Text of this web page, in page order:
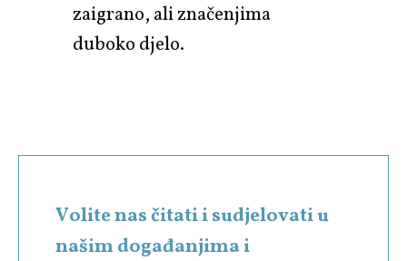
zaigrano, ali značenjima
duboko djelo.
Volite nas čitati i sudjelovati u
našim događanjima i